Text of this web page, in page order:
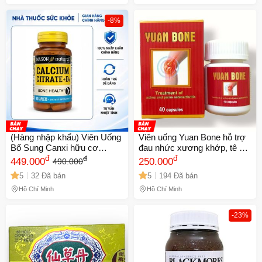
-8%
(Hàng nhập khẩu) Viên Uống
Bổ Sung Canxi hữu cơ
Citrate + D3 Mason Natural
của Mỹ
449.000đ 490.000đ
5 32 Đã bán
Hồ Chí Minh
Viên uống Yuan Bone hỗ trợ
đau nhức xương khớp, tê bì
chân tay, thiếu chất nhầy
khớp gối, khô khớp, thoát vị
đĩa đệm - Hỗ Trợ Giảm Đau
Khớp Cho Người Già - Hộp
250.000đ
5 194 Đã bán
Hồ Chí Minh
-23%